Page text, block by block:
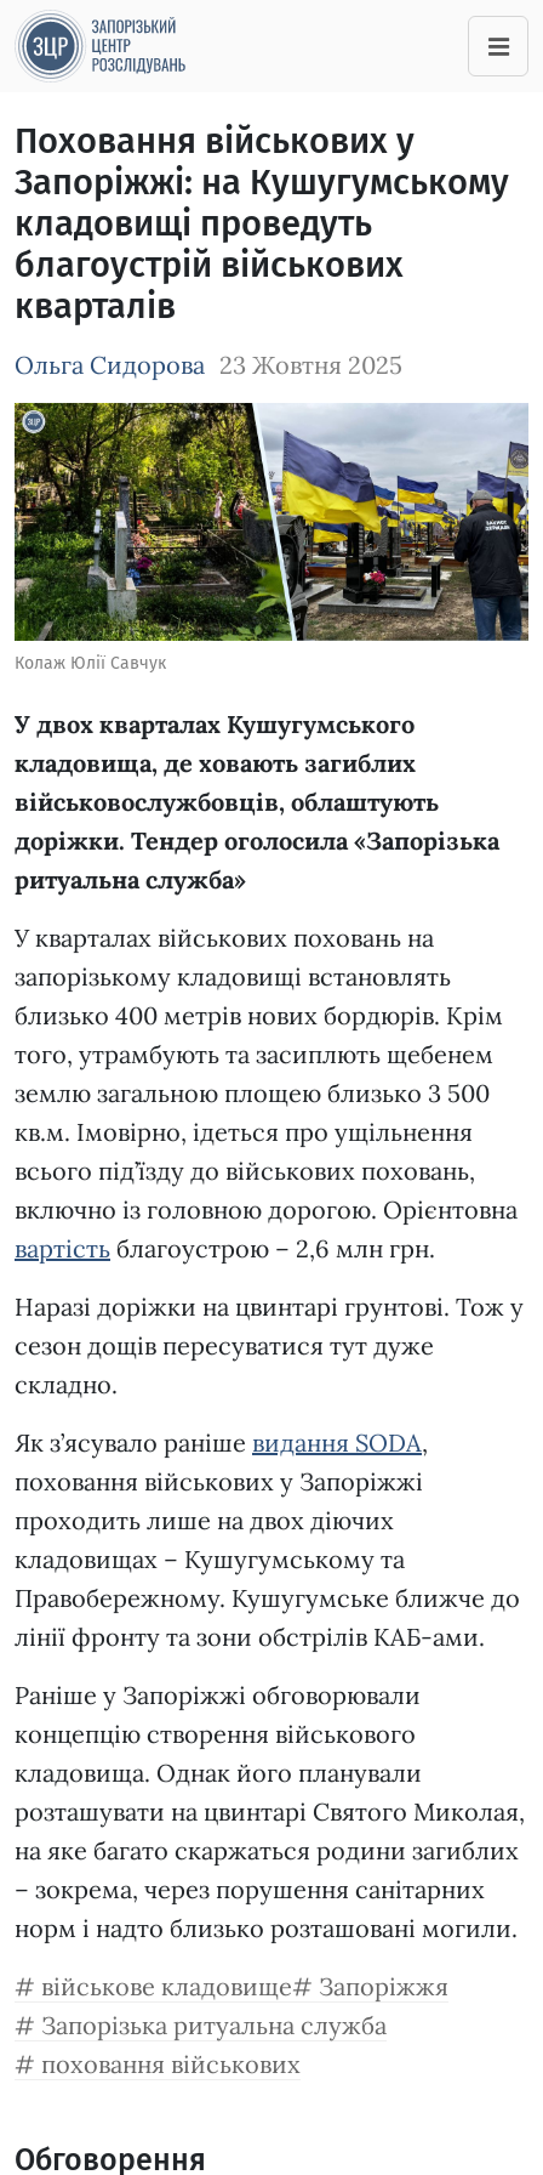
Поховання військових у
Запоріжжі: на Кушугумському
кладовищі проведуть
благоустрій військових
кварталів
Ольга Сидорова 23 Жовтня 2025
Зображення завантажується
Колаж Юлії Савчук
У двох кварталах Кушугумського
кладовища, де ховають загиблих
військовослужбовців, облаштують
доріжки. Тендер оголосила «Запорізька
ритуальна служба»
У кварталах військових поховань на
запорізькому кладовищі встановлять
близько 400 метрів нових бордюрів. Крім
того, утрамбують та засиплють щебенем
землю загальною площею близько 3 500
кв.м. Імовірно, ідеться про ущільнення
всього під’їзду до військових поховань,
включно із головною дорогою. Орієнтовна
вартість благоустрою – 2,6 млн грн.
Наразі доріжки на цвинтарі грунтові. Тож у
сезон дощів пересуватися тут дуже
складно.
Як з’ясувало раніше видання SODA,
поховання військових у Запоріжжі
проходить лише на двох діючих
кладовищах – Кушугумському та
Правобережному. Кушугумське ближче до
лінії фронту та зони обстрілів КАБ-ами.
Раніше у Запоріжжі обговорювали
концепцію створення військового
кладовища. Однак його планували
розташувати на цвинтарі Святого Миколая,
на яке багато скаржаться родини загиблих
– зокрема, через порушення санітарних
норм і надто близько розташовані могили.
військове кладовище
Запоріжжя
Запорізька ритуальна служба
поховання військових
Обговорення